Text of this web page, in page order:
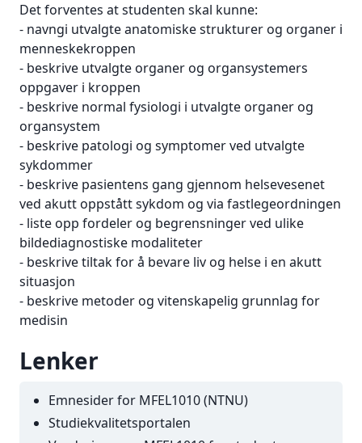
Det forventes at studenten skal kunne:
- navngi utvalgte anatomiske strukturer og organer i
menneskekroppen
- beskrive utvalgte organer og organsystemers
oppgaver i kroppen
- beskrive normal fysiologi i utvalgte organer og
organsystem
- beskrive patologi og symptomer ved utvalgte
sykdommer
- beskrive pasientens gang gjennom helsevesenet
ved akutt oppstått sykdom og via fastlegeordningen
- liste opp fordeler og begrensninger ved ulike
bildediagnostiske modaliteter
- beskrive tiltak for å bevare liv og helse i en akutt
situasjon
- beskrive metoder og vitenskapelig grunnlag for
medisin
Lenker
Emnesider for MFEL1010(NTNU)
Studiekvalitetsportalen